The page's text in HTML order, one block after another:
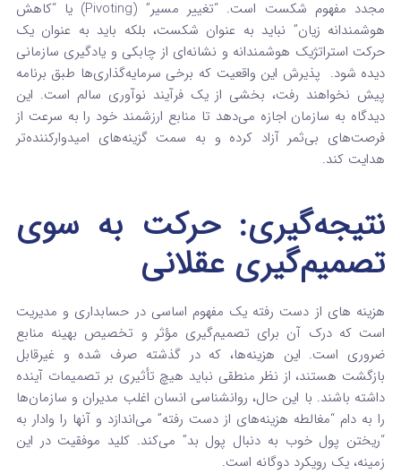
مجدد مفهوم شکست است. “تغییر مسیر” (Pivoting) یا “کاهش
هوشمندانه زیان” نباید به عنوان شکست، بلکه باید به عنوان یک
حرکت استراتژیک هوشمندانه و نشانه‌ای از چابکی و یادگیری سازمانی
دیده شود. پذیرش این واقعیت که برخی سرمایه‌گذاری‌ها طبق برنامه
پیش نخواهند رفت، بخشی از یک فرآیند نوآوری سالم است. این
دیدگاه به سازمان اجازه می‌دهد تا منابع ارزشمند خود را به سرعت از
فرصت‌های بی‌ثمر آزاد کرده و به سمت گزینه‌های امیدوارکننده‌تر
هدایت کند.
نتیجه‌گیری: حرکت به سوی
تصمیم‌گیری عقلانی
هزینه های از دست رفته یک مفهوم اساسی در حسابداری و مدیریت
است که درک آن برای تصمیم‌گیری مؤثر و تخصیص بهینه منابع
ضروری است. این هزینه‌ها، که در گذشته صرف شده و غیرقابل
بازگشت هستند، از نظر منطقی نباید هیچ تأثیری بر تصمیمات آینده
داشته باشند. با این حال، روانشناسی انسان اغلب مدیران و سازمان‌ها
را به دام “مغالطه هزینه‌های از دست رفته” می‌اندازد و آنها را وادار به
“ریختن پول خوب به دنبال پول بد” می‌کند. کلید موفقیت در این
زمینه، یک رویکرد دوگانه است.